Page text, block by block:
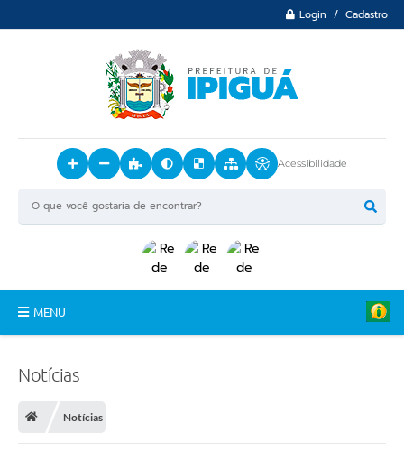
Login / Cadastro
Acessibilidade
MENU
Departamentos
Notícias
Notícias